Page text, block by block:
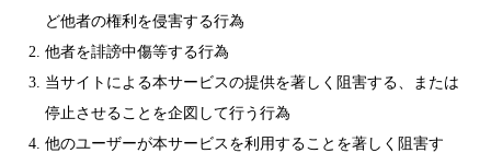
ど他者の権利を侵害する行為
他者を誹謗中傷等する行為
当サイトによる本サービスの提供を著しく阻害する、または
停止させることを企図して行う行為
他のユーザーが本サービスを利用することを著しく阻害す